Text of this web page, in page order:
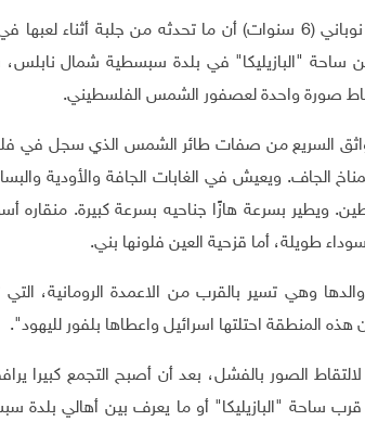
لم تكن تعلم الطفلة جوليا نوباني (6 سنوات) أن ما تحدثه من
ساحة "البازيليكا" في بلدة سبسطية شمال نابلس،
صورة واحدة لعصفور الشمس الفلسطيني.
السريعمن صفات طائر الشمس الذي سجل
الجاف. ويعيش في الغابات الجافة والأودية
ويطير بسرعة هازًا جناحيه بسرعة كبيرة. منقاره
طويلة، أما قزحية العين فلونها بني.
وهي تسير بالقرب من الاعمدة الرومانية،
هذه المنطقة احتلتها اسرائيل واعطاها بلفور لليهود".
الصور بالفشل، بعد أن أصبح التجمع كبيرا
ساحة "البازيليكا" أو ما يعرف بين أهالي بلدة